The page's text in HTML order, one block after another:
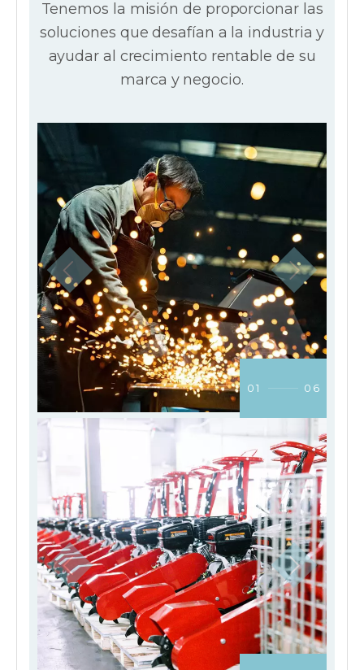
Tenemos la misión de proporcionar las
soluciones que desafían a la industria y
ayudar al crecimiento rentable de su
marca y negocio.
01 06